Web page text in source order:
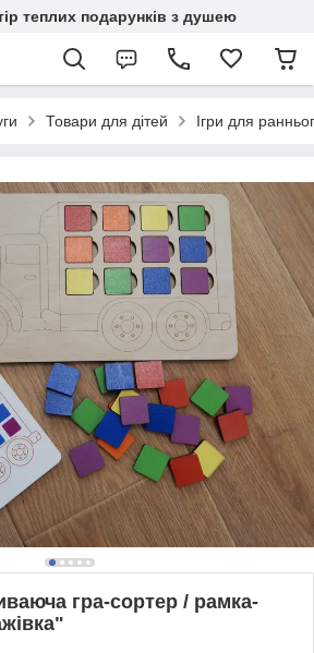
теплих подарунків з душею
Товари для дітей Ігри для
гра-сортер / рамка-